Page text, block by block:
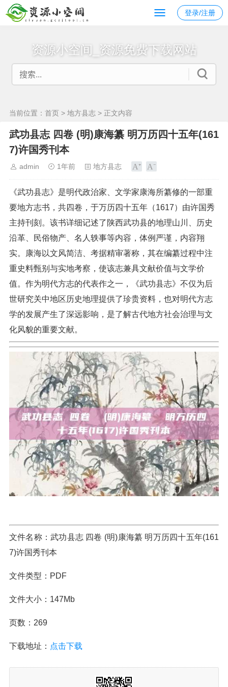
登录/注册
资源小空间_资源免费下载网站
当前位置： 首页 > 地方县志 > 正文内容
武功县志 四卷 (明)康海纂 明万历四十五年(161
7)许国秀刊本
admin 1年前 地方县志
《武功县志》是明代政治家、文学家康海所纂修的一部重
要地方志书，共四卷，于万历四十五年（1617）由许国秀
主持刊刻。该书详细记述了陕西武功县的地理山川、历史
沿革、民俗物产、名人轶事等内容，体例严谨，内容翔
实。康海以文风简洁、考据精审著称，其在编纂过程中注
重史料甄别与实地考察，使该志兼具文献价值与文学价
值。作为明代方志的代表作之一，《武功县志》不仅为后
世研究关中地区历史地理提供了珍贵资料，也对明代方志
学的发展产生了深远影响，是了解古代地方社会治理与文
化风貌的重要文献。
文件名称：武功县志 四卷 (明)康海纂 明万历四十五年(161
7)许国秀刊本
文件类型：PDF
文件大小：147Mb
页数：269
下载地址： 点击下载